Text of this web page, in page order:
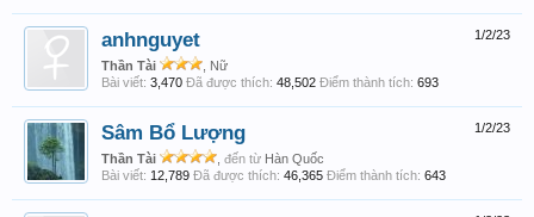
1/2/23
anhnguyet
Thần Tài
, Nữ
Bài viết: 3,470 Đã được thích: 48,502 Điểm thành tích: 693
1/2/23
Sâm Bổ Lượng
Thần Tài đến từ Hàn Quốc
Bài viết: 12,789 Đã được thích: 46,365 Điểm thành tích: 643